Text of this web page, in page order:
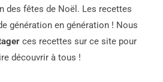
des fêtes de Noël. Les recettes
génération en génération ! Nous
ces recettes sur ce site pour
découvrir à tous !